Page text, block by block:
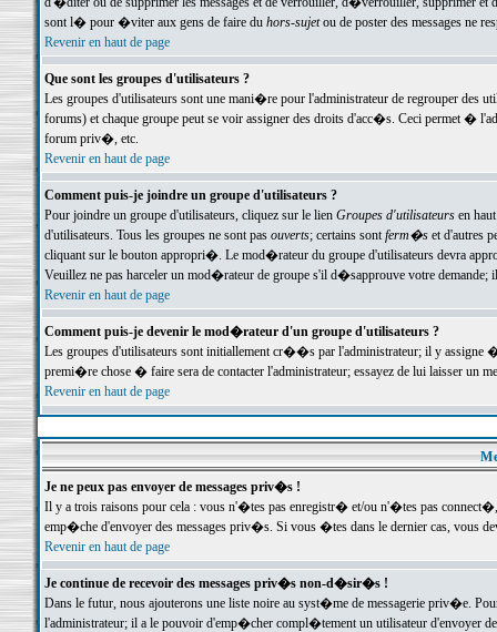
sont l� pour �viter aux gens de faire du hors-sujetou de poster des messages ne
Revenir en haut de page
Que sont les groupes d'utilisateurs ?
Les groupes d'utilisateurs sont une mani�re pour l'administrateur de regrouper des
forums) et chaque groupe peut se voir assigner des droits d'acc�s. Ceci permet
forum priv�, etc.
Revenir en haut de page
Comment puis-je joindre un groupe d'utilisateurs ?
Pour joindre un groupe d'utilisateurs, cliquez sur le lien Groupes d'utilisateursen haut
d'utilisateurs. Tous les groupes ne sont pas ouverts; certains sontferm�set d'autres
cliquant sur le bouton appropri�. Le mod�rateur du groupe d'utilisateurs devra
Veuillez ne pas harceler un mod�rateur de groupe s'il d�sapprouve votre demande;
Revenir en haut de page
Comment puis-je devenir le mod�rateur d'un groupe d'utilisateurs ?
Les groupes d'utilisateurs sont initiallement cr��s par l'administrateur; il y
premi�re chose � faire sera de contacter l'administrateur; essayez de lui laisser un
Revenir en haut de page
Je ne peux pas envoyer de messages priv�s !
Il y a trois raisons pour cela : vous n'�tes pas enregistr� et/ou n'�tes pas
emp�che d'envoyer des messages priv�s. Si vous �tes dans le dernier cas, vous
Revenir en haut de page
Je continue de recevoir des messages priv�s non-d�sir�s !
Dans le futur, nous ajouterons une liste noire au syst�me de messagerie priv�e.
l'administrateur; il a le pouvoir d'emp�cher compl�tement un utilisateur d'envoyer